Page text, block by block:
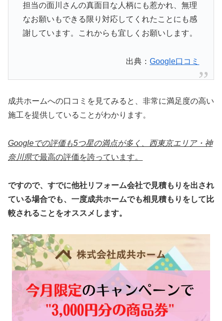
担当の面川さんの真面目な人柄にも惹かれ、無理
なお願いもできる限り対応してくれたことにも感
謝しています。これからも宜しくお願いします。
出典：Google口コミ
成共ホームへの口コミを見てみると、非常に満足度の高い
施工を提供していることがわかります。
Googleでの評価も5つ星の満点が多く、西東京エリア・神
奈川県で最高の評価を誇っています。
ですので、すでに他社リフォーム会社で見積もりを出され
ている場合でも、一度成共ホームでも相見積もりをして比
較されることをオススメします。